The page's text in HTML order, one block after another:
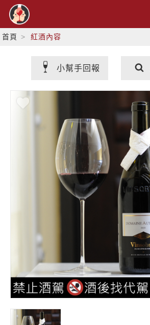
首頁 紅酒內容
小幫手回報